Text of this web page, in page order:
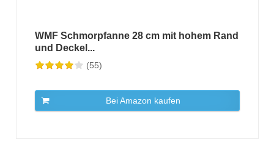
WMF Schmorpfanne 28 cm mit hohem Rand
und Deckel...
(55)
Bei Amazon kaufen